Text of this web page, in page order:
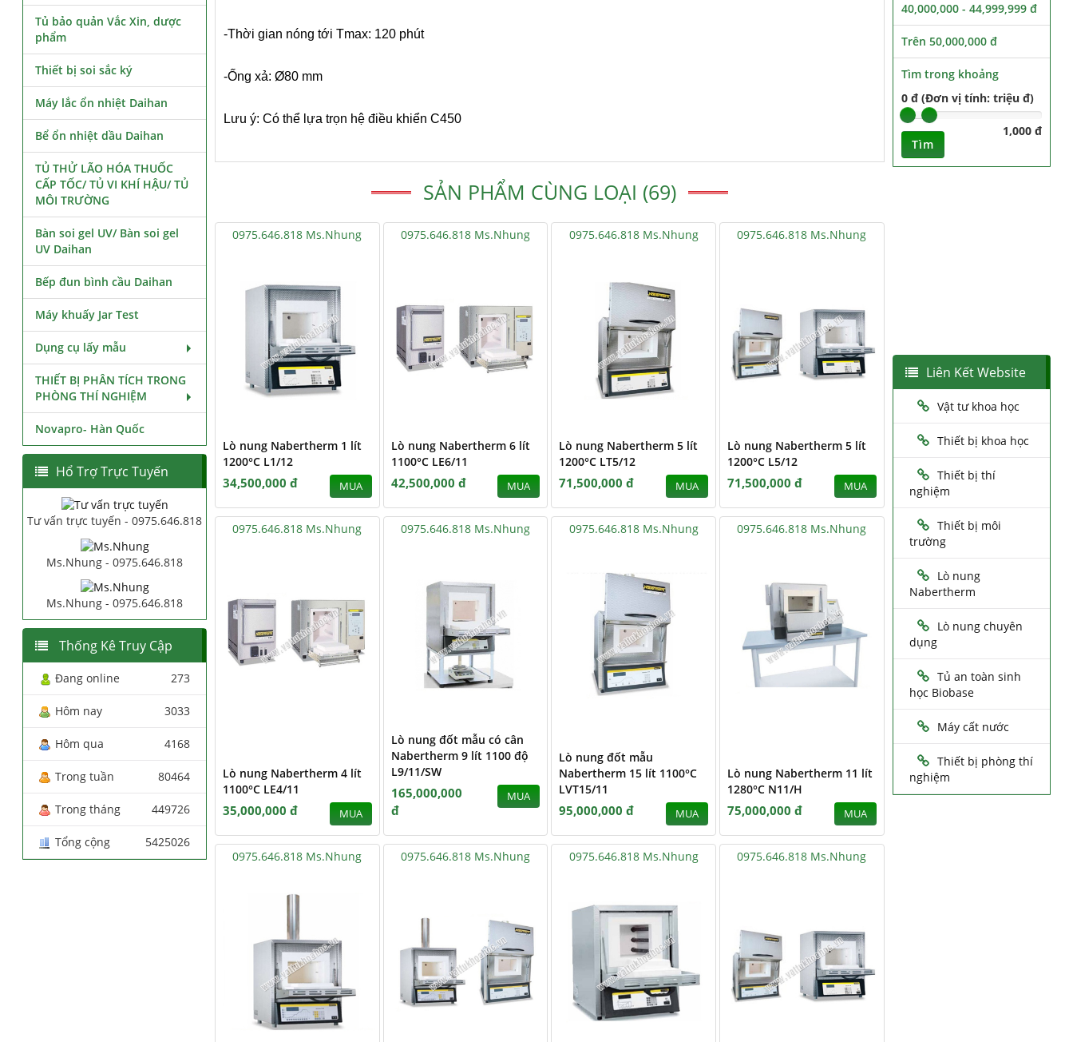
-Thời gian nóng tới Tmax: 120 phút
-Ống xả: Ø80 mm
Lưu ý: Có thể lựa trọn hệ điều khiển C450
SẢN PHẨM CÙNG LOẠI (69)
0975.646.818 Ms.Nhung
Lò nung Nabertherm 1 lít
1200°C L1/12
34,500,000 đ MUA
0975.646.818 Ms.Nhung
Lò nung Nabertherm 6 lít
1100°C LE6/11
42,500,000 đ MUA
0975.646.818 Ms.Nhung
Lò nung Nabertherm 5 lít
1200°C LT5/12
71,500,000 đ MUA
0975.646.818 Ms.Nhung
Lò nung Nabertherm 5 lít
1200°C L5/12
71,500,000 đ MUA
0975.646.818 Ms.Nhung
Lò nung Nabertherm 4 lít
1100°C LE4/11
35,000,000 đ MUA
0975.646.818 Ms.Nhung
Lò nung đốt mẫu có cân
Nabertherm 9 lít 1100 độ
L9/11/SW
165,000,000
đ
MUA
0975.646.818 Ms.Nhung
Lò nung đốt mẫu
Nabertherm 15 lít 1100°C
LVT15/11
95,000,000 đ MUA
0975.646.818 Ms.Nhung
Lò nung Nabertherm 11 lít
1280°C N11/H
75,000,000 đ MUA
0975.646.818 Ms.Nhung 0975.646.818 Ms.Nhung 0975.646.818 Ms.Nhung 0975.646.818 Ms.Nhung
Tủ bảo quản Vắc Xin, dược
phẩm
Thiết bị soi sắc ký
Máy lắc ổn nhiệt Daihan
Bể ổn nhiệt dầu Daihan
TỦ THỬ LÃO HÓA THUỐC
CẤP TỐC/ TỦ VI KHÍ HẬU/ TỦ
MÔI TRƯỜNG
Bàn soi gel UV/ Bàn soi gel
UV Daihan
Bếp đun bình cầu Daihan
Máy khuấy Jar Test
Dụng cụ lấy mẫu
THIẾT BỊ PHÂN TÍCH TRONG
PHÒNG THÍ NGHIỆM
Novapro- Hàn Quốc
Hổ Trợ Trực Tuyến
Tư vấn trực tuyến - 0975.646.818
Ms.Nhung - 0975.646.818
Ms.Nhung - 0975.646.818
Thống Kê Truy Cập
Đang online 273
Hôm nay 3033
Hôm qua 4168
Trong tuần 80464
Trong tháng 449726
Tổng cộng 5425026
40,000,000 - 44,999,999 đ
Trên 50,000,000 đ
Tìm trong khoảng
0 đ (Đơn vị tính: triệu đ)
1,000 đ
Tìm
Liên Kết Website
Vật tư khoa học
Thiết bị khoa học
Thiết bị thí
nghiệm
Thiết bị môi
trường
Lò nung
Nabertherm
Lò nung chuyên
dụng
Tủ an toàn sinh
học Biobase
Máy cất nước
Thiết bị phòng thí
nghiệm